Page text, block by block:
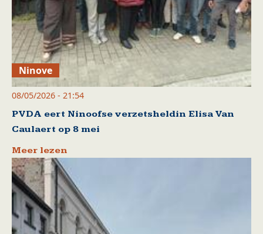
Ninove
08/05/2026 - 21:54
PVDA eert Ninoofse verzetsheldin Elisa Van
Caulaert op 8 mei
Meer lezen